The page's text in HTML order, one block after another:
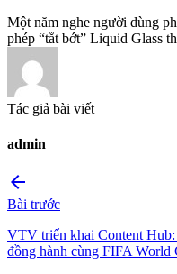
Một năm nghe người dùng
phép “tắt bớt” Liquid Glass
Tác giả bài viết
admin
arrow_back
Bài trước
VTV triển khai Content
đồng hành cùng FIFA